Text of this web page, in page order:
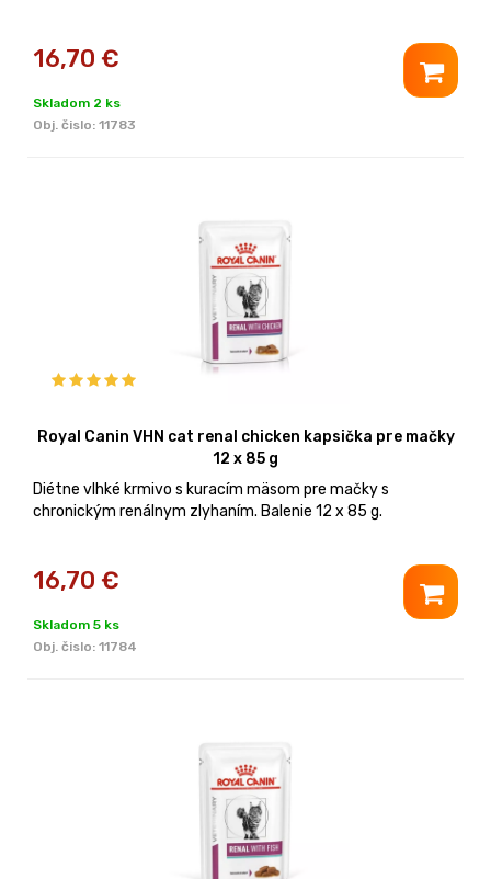
16,70 €
Skladom 2 ks
Obj. čislo: 11783
Royal Canin VHN cat renal chicken kapsička pre mačky
12 x 85 g
Diétne vlhké krmivo s kuracím mäsom pre mačky s
chronickým renálnym zlyhaním. Balenie 12 x 85 g.
16,70 €
Skladom 5 ks
Obj. čislo: 11784